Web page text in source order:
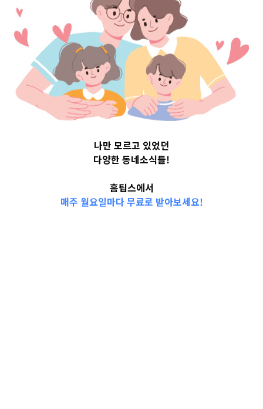
2023-05-26
readybaby-admin
나만 모르고 있었던
다양한 동네소식들!
홈팁스에서
매주 월요일마다 무료로 받아보세요!